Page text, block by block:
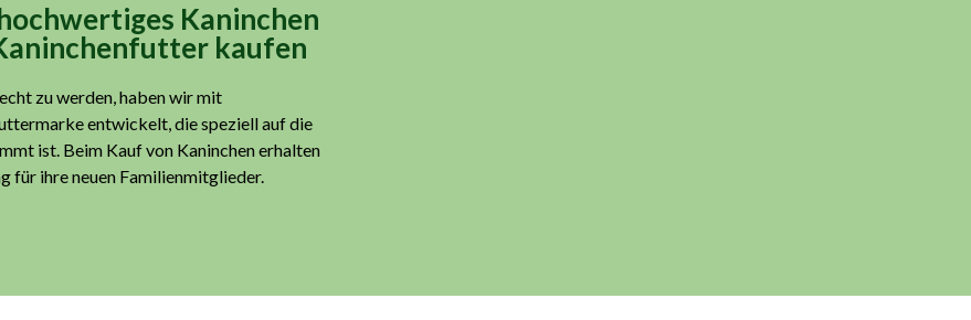
Kaninchen
kaufen
zu werden, haben wir mit
entwickelt, die speziell auf die
ist. Beim Kauf von Kaninchen erhalten
für ihre neuen Familienmitglieder.